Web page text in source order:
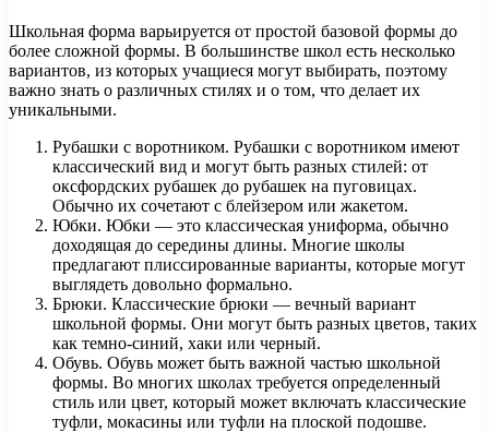
Школьная форма варьируется от простой базовой формы до
более сложной формы. В большинстве школ есть несколько
вариантов, из которых учащиеся могут выбирать, поэтому
важно знать о различных стилях и о том, что делает их
уникальными.
Рубашки с воротником. Рубашки с воротником имеют
классический вид и могут быть разных стилей: от
оксфордских рубашек до рубашек на пуговицах.
Обычно их сочетают с блейзером или жакетом.
Юбки. Юбки — это классическая униформа, обычно
доходящая до середины длины. Многие школы
предлагают плиссированные варианты, которые могут
выглядеть довольно формально.
Брюки. Классические брюки — вечный вариант
школьной формы. Они могут быть разных цветов, таких
как темно-синий, хаки или черный.
Обувь. Обувь может быть важной частью школьной
формы. Во многих школах требуется определенный
стиль или цвет, который может включать классические
туфли, мокасины или туфли на плоской подошве.